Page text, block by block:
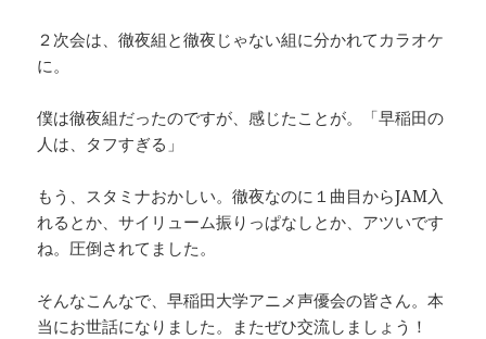
２次会は、徹夜組と徹夜じゃない組に分かれてカラオケ
に。
僕は徹夜組だったのですが、感じたことが。「早稲田の
人は、タフすぎる」
もう、スタミナおかしい。徹夜なのに１曲目からJAM入
れるとか、サイリューム振りっぱなしとか、アツいです
ね。圧倒されてました。
そんなこんなで、早稲田大学アニメ声優会の皆さん。本
当にお世話になりました。またぜひ交流しましょう！